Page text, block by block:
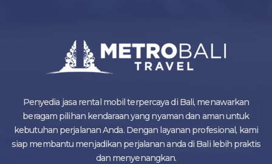
Penyedia jasa rental mobil terpercaya di Bali, menawarkan
beragam pilihan kendaraan yang nyaman dan aman untuk
kebutuhan perjalanan Anda. Dengan layanan profesional, kami
siap membantu menjadikan perjalanan anda di Bali lebih praktis
dan menyenangkan.